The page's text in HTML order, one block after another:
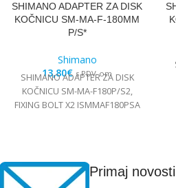
SHIMANO ADAPTER ZA DISK
KOČNICU SM-MA-F-180MM
P/S*
Shimano
13,80€ s PDV-om
SHIMANO ADAPTER ZA DISK
KOČNICU SM-MA-F180P/S2,
FIXING BOLT X2 ISMMAF180PSA
Primaj novosti